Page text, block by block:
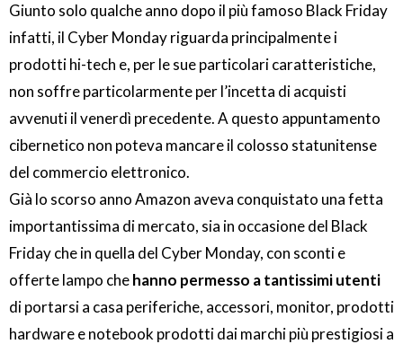
Giunto solo qualche anno dopo il più famoso Black Friday
infatti, il Cyber Monday riguarda principalmente i
prodotti hi-tech e, per le sue particolari caratteristiche,
non soffre particolarmente per l’incetta di acquisti
avvenuti il venerdì precedente. A questo appuntamento
cibernetico non poteva mancare il colosso statunitense
del commercio elettronico.
Già lo scorso anno Amazon aveva conquistato una fetta
importantissima di mercato, sia in occasione del Black
Friday che in quella del Cyber Monday, con sconti e
offerte lampo chehanno permesso a tantissimi utenti
di portarsi a casa periferiche, accessori, monitor, prodotti
hardware e notebook prodotti dai marchi più prestigiosi a